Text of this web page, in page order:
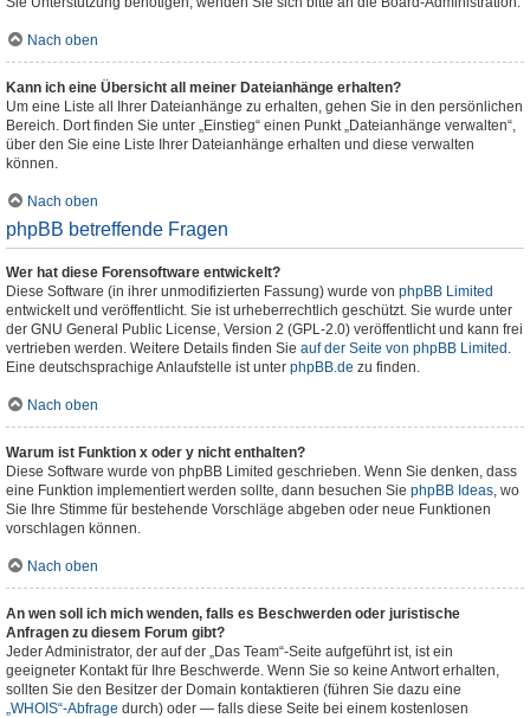
Nach oben
Kann ich eine Übersicht all meiner Dateianhänge erhalten?
Um eine Liste all Ihrer Dateianhänge zu erhalten, gehen Sie in den persönlichen
Bereich. Dort finden Sie unter „Einstieg“ einen Punkt „Dateianhänge verwalten“,
über den Sie eine Liste Ihrer Dateianhänge erhalten und diese verwalten
können.
Nach oben
phpBB betreffende Fragen
Wer hat diese Forensoftware entwickelt?
Diese Software (in ihrer unmodifizierten Fassung) wurde von phpBB Limited
entwickelt und veröffentlicht. Sie ist urheberrechtlich geschützt. Sie wurde unter
der GNU General Public License, Version 2 (GPL-2.0) veröffentlicht und kann frei
vertrieben werden. Weitere Details finden Sie auf der Seite von phpBB Limited .
Eine deutschsprachige Anlaufstelle ist unter phpBB.de zu finden.
Nach oben
Warum ist Funktion x oder y nicht enthalten?
Diese Software wurde von phpBB Limited geschrieben. Wenn Sie denken, dass
eine Funktion implementiert werden sollte, dann besuchen Sie phpBB Ideas, wo
Sie Ihre Stimme für bestehende Vorschläge abgeben oder neue Funktionen
vorschlagen können.
Nach oben
An wen soll ich mich wenden, falls es Beschwerden oder juristische
Anfragen zu diesem Forum gibt?
Jeder Administrator, der auf der „Das Team“-Seite aufgeführt ist, ist ein
geeigneter Kontakt für Ihre Beschwerde. Wenn Sie so keine Antwort erhalten,
sollten Sie den Besitzer der Domain kontaktieren (führen Sie dazu eine
„WHOIS“-Abfrage durch) oder — falls diese Seite bei einem kostenlosen